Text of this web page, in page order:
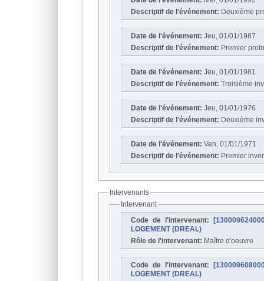
Descriptif de l'événement: Deuxième
Date de l'événement: Jeu, 01/01/1987
Descriptif de l'événement: Premier
Date de l'événement: Jeu, 01/01/1981
Descriptif de l'événement: Troisième
Date de l'événement: Jeu, 01/01/1976
Descriptif de l'événement: Deuxième
Date de l'événement: Ven, 01/01/1971
Descriptif de l'événement: Premier
Intervenants
Intervenant
Code de l'intervenant:
LOGEMENT (DREAL)
Rôle de l'intervenant: Maître d'oeuvre
Code de l'intervenant:
LOGEMENT (DREAL)